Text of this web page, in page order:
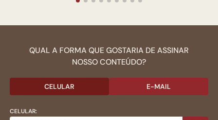
QUAL A FORMA QUE GOSTARIA DE ASSINAR
NOSSO CONTEÚDO?
CELULAR E-MAIL
CELULAR: